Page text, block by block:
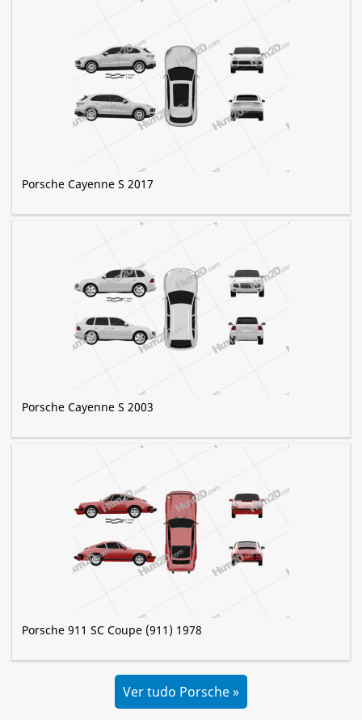
Porsche Cayenne S 2017
Porsche Cayenne S 2003
Porsche 911 SC Coupe (911) 1978
Ver tudo Porsche »